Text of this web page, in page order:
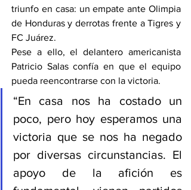
triunfo en casa: un empate ante Olimpia
de Honduras y derrotas frente a Tigres y
FC Juárez.
Pese a ello, el delantero americanista
Patricio Salas confía en que el equipo
pueda reencontrarse con la victoria.
“En casa nos ha costado un
poco, pero hoy esperamos una
victoria que se nos ha negado
por diversas circunstancias. El
apoyo de la afición es